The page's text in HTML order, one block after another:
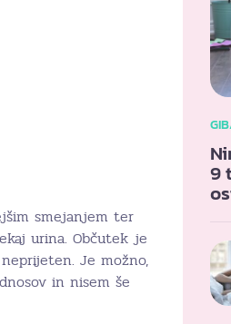
smejanjem ter
urina. Občutek je
Je možno,
in nisem še
9